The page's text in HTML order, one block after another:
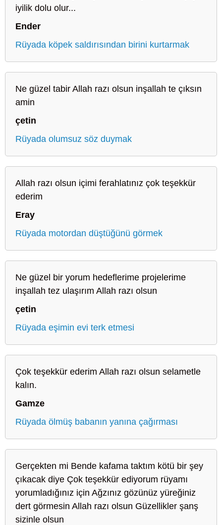
iyilik dolu olur...
Ender
Rüyada köpek saldırısından birini kurtarmak
Ne güzel tabir Allah razı olsun inşallah te çıksın
amin
çetin
Rüyada olumsuz söz duymak
Allah razı olsun içimi ferahlatınız çok teşekkür
ederim
Eray
Rüyada motordan düştüğünü görmek
Ne güzel bir yorum hedeflerime projelerime
inşallah tez ulaşırım Allah razı olsun
çetin
Rüyada eşimin evi terk etmesi
Çok teşekkür ederim Allah razı olsun selametle
kalın.
Gamze
Rüyada ölmüş babanın yanına çağırması
Gerçekten mi Bende kafama taktım kötü bir şey
çıkacak diye Çok teşekkür ediyorum rüyamı
yorumladığınız için Ağzınız gözünüz yüreğiniz
dert görmesin Allah razı olsun Güzellikler şanş
sizinle olsun